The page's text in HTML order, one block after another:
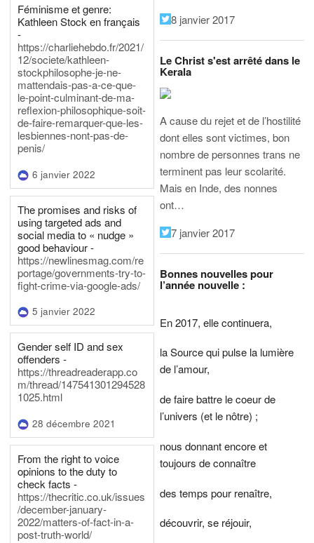
Féminisme et genre:
Kathleen Stock en français
-
https://charliehebdo.fr/2021/
12/societe/kathleen-
stockphilosophe-je-ne-
mattendais-pas-a-ce-que-
le-point-culminant-de-ma-
reflexion-philosophique-soit-
de-faire-remarquer-que-les-
lesbiennes-nont-pas-de-
penis/
6 janvier 2022
The promises and risks of
using targeted ads and
social media to « nudge »
good behaviour -
https://newlinesmag.com/re
portage/governments-try-to-
fight-crime-via-google-ads/
5 janvier 2022
Gender self ID and sex
offenders -
https://threadreaderapp.co
m/thread/147541301294528
1025.html
28 décembre 2021
From the right to voice
opinions to the duty to
check facts -
https://thecritic.co.uk/issues
/december-january-
2022/matters-of-fact-in-a-
post-truth-world/
8 janvier 2017
Le Christ s'est arrêté dans le
Kerala
A cause du rejet et de l’hostilité
dont elles sont victimes, bon
nombre de personnes trans ne
terminent pas leur scolarité.
Mais en Inde, des nonnes
ont…
7 janvier 2017
Bonnes nouvelles pour
l’année nouvelle :
En 2017, elle continuera,
la Source qui pulse la lumière
de l’amour,
de faire battre le coeur de
l’univers (et le nôtre) ;
nous donnant encore et
toujours de connaître
des temps pour renaître,
découvrir, se réjouir,